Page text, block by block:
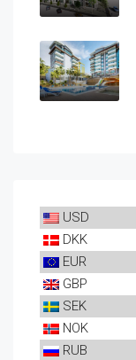
USD
DKK
EUR
GBP
SEK
NOK
RUB